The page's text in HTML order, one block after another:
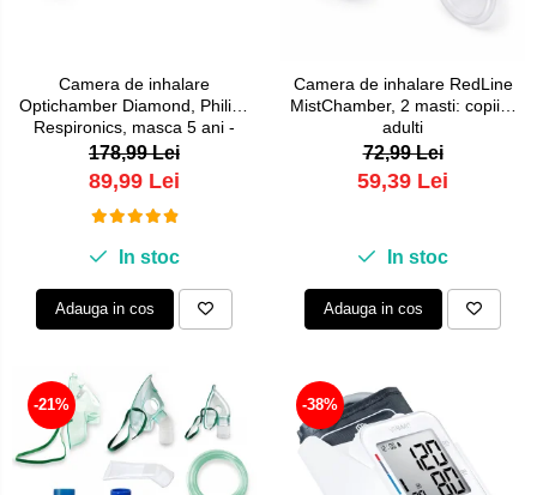
Camera de inhalare
Optichamber Diamond, Philips
Respironics, masca 5 ani -
adulti
178,99 Lei
89,99 Lei
In stoc
Adauga in cos
Camera de inhalare RedLine
MistChamber, 2 masti: copii si
adulti
72,99 Lei
59,39 Lei
In stoc
Adauga in cos
-21% -38%